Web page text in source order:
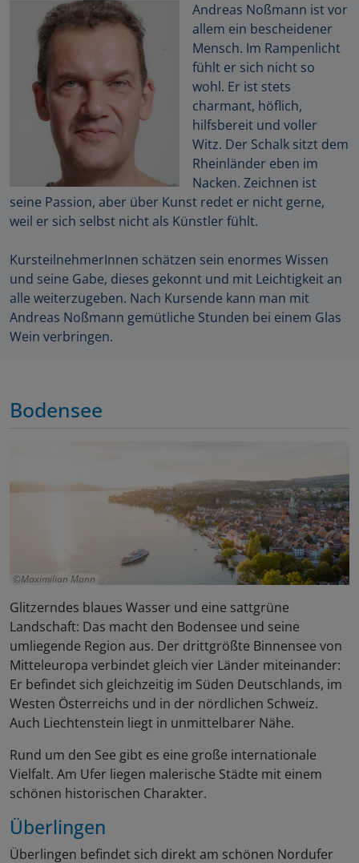
Andreas Noßmann ist vor
allem ein bescheidener
Mensch. Im Rampenlicht
fühlt er sich nicht so
wohl. Er ist stets
charmant, höflich,
hilfsbereit und voller
Witz. Der Schalk sitzt dem
Rheinländer eben im
Nacken. Zeichnen ist
seine Passion, aber über Kunst redet er nicht gerne,
weil er sich selbst nicht als Künstler fühlt.
KursteilnehmerInnen schätzen sein enormes Wissen
und seine Gabe, dieses gekonnt und mit Leichtigkeit an
alle weiterzugeben. Nach Kursende kann man mit
Andreas Noßmann gemütliche Stunden bei einem Glas
Wein verbringen.
Bodensee
Maximilian Mann
Glitzerndes blaues Wasser und eine sattgrüne
Landschaft: Das macht den Bodensee und seine
umliegende Region aus. Der drittgrößte Binnensee von
Mitteleuropa verbindet gleich vier Länder miteinander:
Er befindet sich gleichzeitig im Süden Deutschlands, im
Westen Österreichs und in der nördlichen Schweiz.
Auch Liechtenstein liegt in unmittelbarer Nähe.
Rund um den See gibt es eine große internationale
Vielfalt. Am Ufer liegen malerische Städte mit einem
schönen historischen Charakter.
Überlingen
Überlingen befindet sich direkt am schönen Nordufer